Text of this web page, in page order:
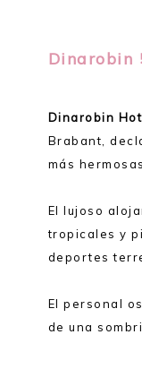
Dinarobin
Dinarobin
Brabant,
más
El lujoso
tropicales y
deportes
El personal
de una